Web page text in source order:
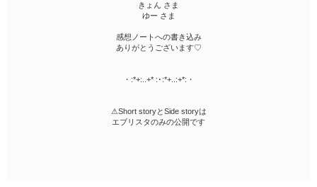
きょん さま
ゆー さま
感想ノートへの書き込み
ありがとうございます♡
・:*+:..+* :･:*+..:+*:・
⚠︎Short storyとSide storyは
エブリスタのみの公開です